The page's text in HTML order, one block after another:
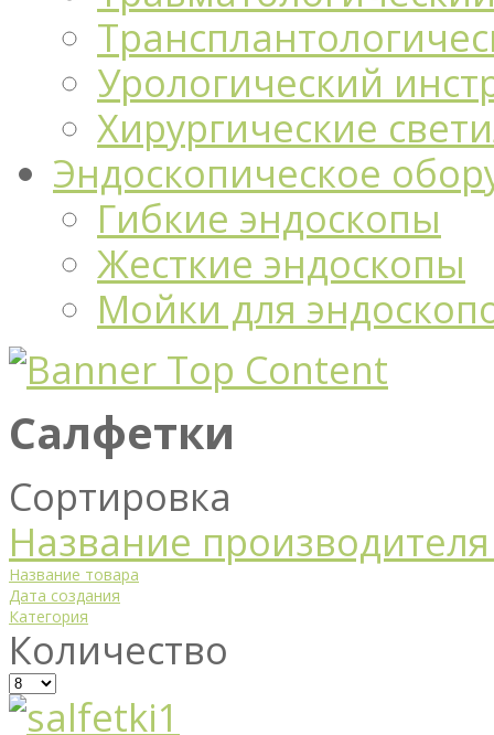
Урологический
Хирургические
Эндоскопическое
Гибкие эндоскопы
Жесткие эндоскопы
Мойки для
Салфетки
Сортировка
Название
Название товара
Дата создания
Категория
Количество